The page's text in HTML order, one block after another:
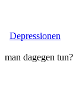
Depressionen
- was sind
man dagegen tun?